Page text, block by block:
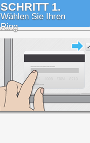
SCHRITT 1.
Wählen Sie Ihren
Ring